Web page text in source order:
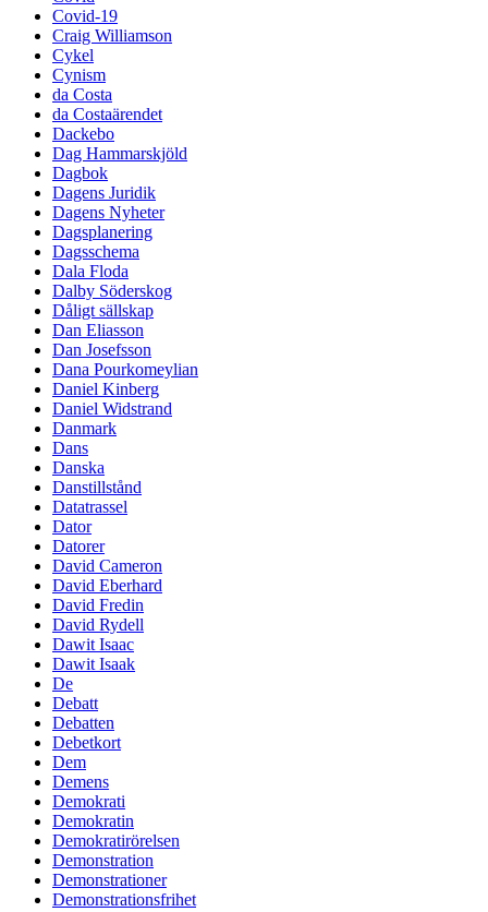
Covid-19
Craig Williamson
Cykel
Cynism
da Costa
da Costaärendet
Dackebo
Dag Hammarskjöld
Dagbok
Dagens Juridik
Dagens Nyheter
Dagsplanering
Dagsschema
Dala Floda
Dalby Söderskog
Dåligt sällskap
Dan Eliasson
Dan Josefsson
Dana Pourkomeylian
Daniel Kinberg
Daniel Widstrand
Danmark
Dans
Danska
Danstillstånd
Datatrassel
Dator
Datorer
David Cameron
David Eberhard
David Fredin
David Rydell
Dawit Isaac
Dawit Isaak
De
Debatt
Debatten
Debetkort
Dem
Demens
Demokrati
Demokratin
Demokratirörelsen
Demonstration
Demonstrationer
Demonstrationsfrihet